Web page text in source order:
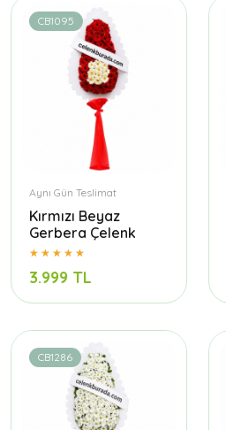
CB1095
Aynı Gün Teslimat
Kırmızı Beyaz
Gerbera Çelenk
3.999 TL
CB1286